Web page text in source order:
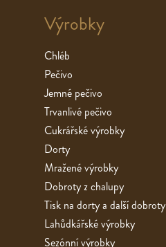
Výrobky
Chléb
Pečivo
Jemné pečivo
Trvanlivé pečivo
Cukrářské výrobky
Dorty
Mražené výrobky
Dobroty z chalupy
Tisk na dorty a další dobroty
Lahůdkářské výrobky
Sezónní výrobky